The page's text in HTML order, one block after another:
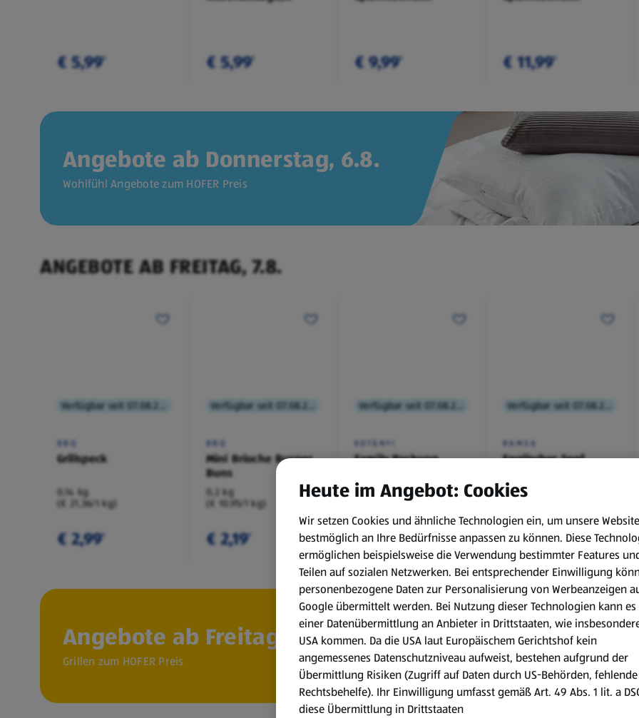
€ 5,99¹ € 5,99¹ € 9,99¹ € 11,99¹
Angebote ab Donnerstag, 6.8.
Wohlfühl Angebote zum HOFER Preis
ANGEBOTE AB FREITAG, 7.8.
BBQ
Grillspeck
0,14 kg
(€ 21,36/1 kg)
€ 2,99¹
BBQ
Mini Brioche Burger
Buns
0,2 kg
(€ 10,95/1 kg)
€ 2,19¹
KOTÁNYI
Family Packung,
Würzmischung
€ 2,49¹
RAMSA
Englischer Senf
0,1 kg
€ 0,99¹˒² € 1,29
Angebote ab Freitag, 7.8.
Grillen zum HOFER Preis
Heute im Angebot: Cookies
Wir setzen Cookies und ähnliche Technologien ein, um unsere Website
bestmöglich an Ihre Bedürfnisse anpassen zu können. Diese
ermöglichen beispielsweise die Verwendung bestimmter Features
Teilen auf sozialen Netzwerken. Bei entsprechender Einwilligung
personenbezogene Daten zur Personalisierung von Werbeanzeigen
Google übermittelt werden. Bei Nutzung dieser Technologien kann es
einer Datenübermittlung an Anbieter in Drittstaaten, wie
USA kommen. Da die USA laut Europäischem Gerichtshof kein
angemessenes Datenschutzniveau aufweist, bestehen aufgrund der
Übermittlung Risiken (Zugriff auf Daten durch US-Behörden, fehlende
Rechtsbehelfe). Ihr Einwilligung umfasst gemäß Art. 49 Abs. 1 lit. a
diese Übermittlung in Drittstaaten